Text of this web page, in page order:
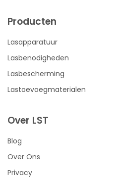
Producten
Lasapparatuur
Lasbenodigheden
Lasbescherming
Lastoevoegmaterialen
Over LST
Blog
Over Ons
Privacy